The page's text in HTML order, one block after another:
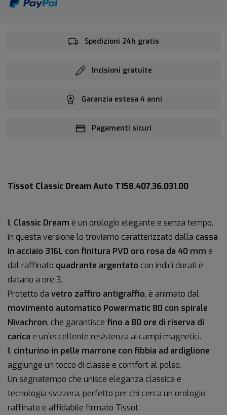
Spedizioni 24h gratis
Incisioni gratuite
Garanzia estesa 4 anni
Pagamenti sicuri
Tissot Classic Dream Auto T158.407.36.031.00
Il Classic Dream è un orologio elegante e senza tempo,
in questa versione lo troviamo caratterizzato dalla cassa
in acciaio 316L con finitura PVD oro rosa da 40 mm e
dal raffinato quadrante argentato con indici dorati e
datario a ore 3.
Protetto da vetro zaffiro antigraffio, è animato dal
movimento automatico Powermatic 80 con spirale
Nivachron, che garantisce fino a 80 ore di riserva di
carica e un’eccellente resistenza ai campi magnetici.
Il cinturino in pelle marrone con fibbia ad ardiglione
aggiunge un tocco di classe e comfort al polso.
Un segnatempo che unisce eleganza classica e
tecnologia svizzera, perfetto per chi cerca un orologio
raffinato e affidabile firmato Tissot.